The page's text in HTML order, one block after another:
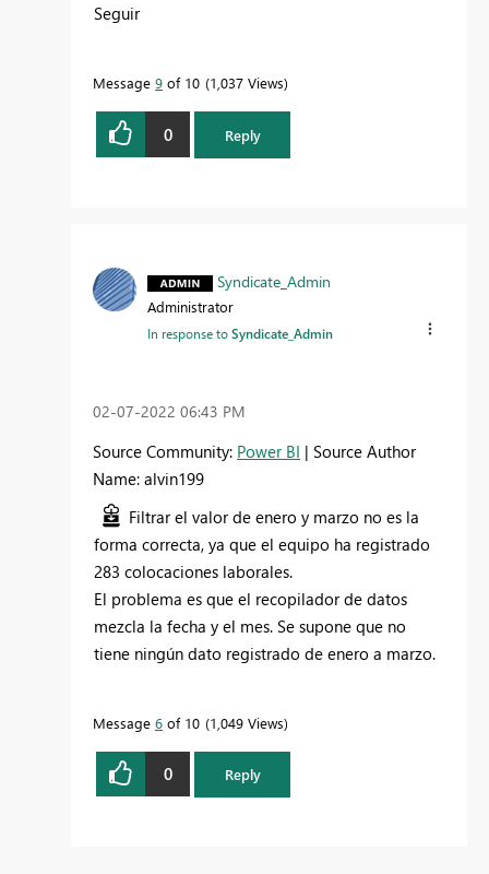
Seguir
Message 9 of 10 1,037 Views
0 Reply
Syndicate_Admin
Administrator
In response toSyndicate_Admin
‎02-07-2022 06:43 PM
Source Community: Power BI | Source Author
Name: alvin199
Filtrar el valor de enero y marzo no es la
forma correcta, ya que el equipo ha registrado
283 colocaciones laborales.
El problema es que el recopilador de datos
mezcla la fecha y el mes. Se supone que no
tiene ningún dato registrado de enero a marzo.
Message 6 of 10 1,049 Views
0 Reply